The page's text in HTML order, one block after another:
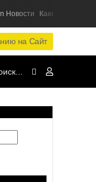
Какой стиль пальто
на Сайт